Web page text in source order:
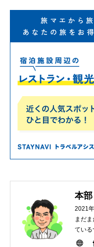
本
2021
まだ
ている